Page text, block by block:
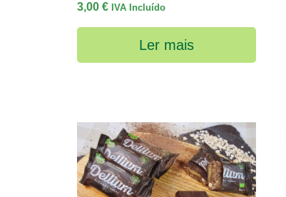
3,00 € IVA Incluído
Ler mais